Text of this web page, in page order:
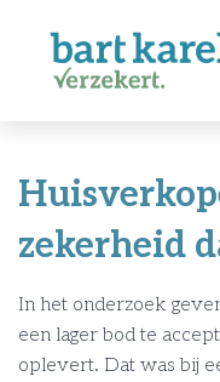
zekerheid
In het onderzoek
een lager bod te
oplevert. Dat was bij